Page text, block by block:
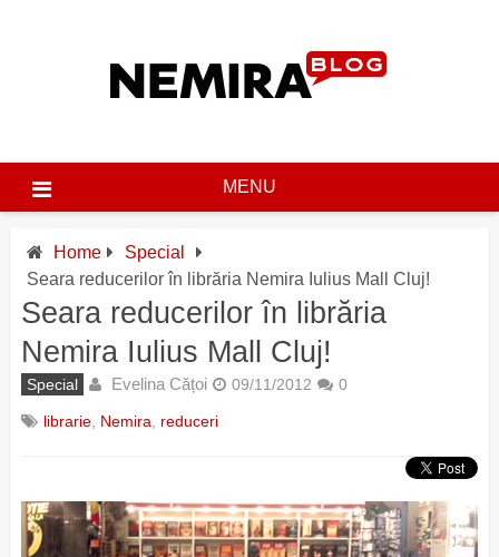
MENU
Home
Special
Seara reducerilor în librăria Nemira Iulius Mall Cluj!
Seara reducerilor în librăria
Nemira Iulius Mall Cluj!
Special Evelina Cățoi 09/11/2012 0
librarie, Nemira reduceri